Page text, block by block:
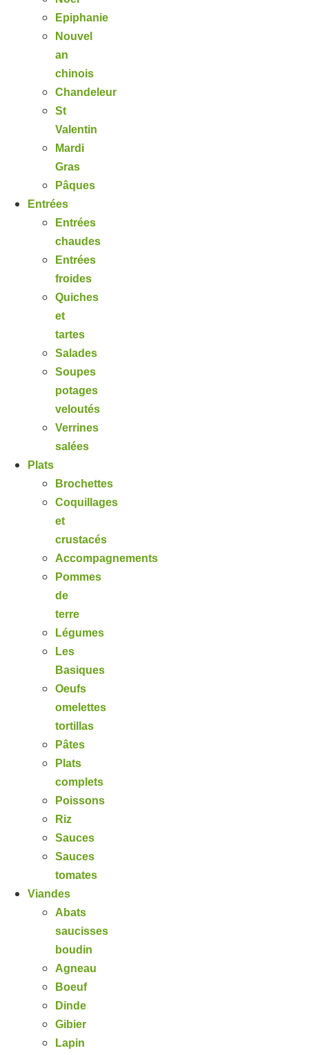
Epiphanie
Nouvel
an
chinois
Chandeleur
St
Valentin
Mardi
Gras
Pâques
Entrées
Entrées
chaudes
Entrées
froides
Quiches
et
tartes
Salades
Soupes
potages
veloutés
Verrines
salées
Plats
Brochettes
Coquillages
et
crustacés
Accompagnements
Pommes
de
terre
Légumes
Les
Basiques
Oeufs
omelettes
tortillas
Pâtes
Plats
complets
Poissons
Riz
Sauces
Sauces
tomates
Viandes
Abats
saucisses
boudin
Agneau
Boeuf
Dinde
Gibier
Lapin